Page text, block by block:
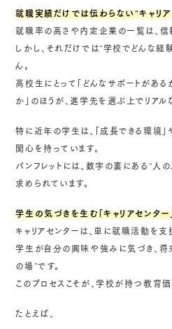
就職実績だけでは伝わらない“キャリア
就職率の高さや内定企業の一覧は、信
しかし、それだけでは“学校でどんな経
ん。
高校生にとって「どんなサポートがある
か」のほうが、進学先を選ぶ上でリアル
特に近年の学生は、「成長できる環境」
関心を持っています。
パンフレットには、数字の裏にある“人
求められています。
学生の気づきを生む「キャリアセンター
キャリアセンターは、単に就職活動を支
学生が自分の興味や強みに気づき、将
の場”です。
このプロセスこそが、学校が持つ教育価
たとえば、